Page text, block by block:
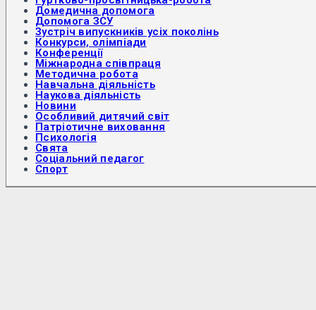
Домедична допомога
Допомога ЗСУ
Зустріч випускників усіх поколінь
Конкурси, олімпіади
Конференції
Міжнародна співпраця
Методична робота
Навчальна діяльність
Наукова діяльність
Новини
Особливий дитячий світ
Патріотичне виховання
Психологія
Свята
Соціальний педагог
Спорт